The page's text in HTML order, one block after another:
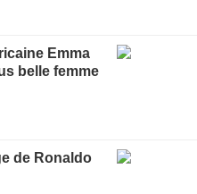
Emma
belle femme
de Ronaldo